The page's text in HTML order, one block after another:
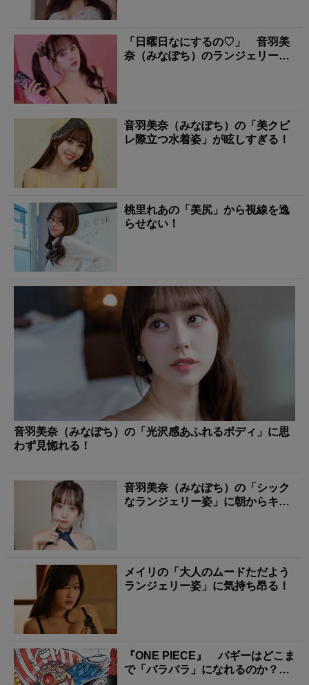
「日曜日なにするの♡」 音羽美
奈（みなぽち）のランジェリー姿
音羽美奈（みなぽち）の「美クビ
レ際立つ水着姿」が眩しすぎる！
桃里れあの「美尻」から視線を逸
らせない！
音羽美奈（みなぽち）の「光沢感あふれるボディ」に思
わず見惚れる！
音羽美奈（みなぽち）の「シック
なランジェリー姿」に朝からキュ
メイリの「大人のムードただよう
ランジェリー姿」に気持ち昂る！
『ONE PIECE』 バギーはどこま
で「バラバラ」になれるのか？